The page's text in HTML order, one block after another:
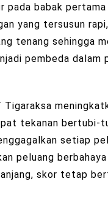
pada babak
yang tersusun
tenang sehingga
pembeda dalam
Tigaraksa
tekanan bertubi-
setiap
peluang
skor tetap